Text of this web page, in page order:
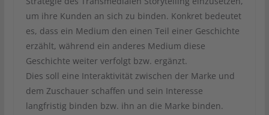
um ihre Kunden an sich zu binden. Konkret bedeutet
es, dass ein Medium den einen Teil einer Geschichte
erzählt, während ein anderes Medium diese
Geschichte weiter verfolgt bzw. ergänzt.
Dies soll eine Interaktivität zwischen der Marke und
dem Zuschauer schaffen und sein Interesse
langfristig binden bzw. ihn an die Marke binden.